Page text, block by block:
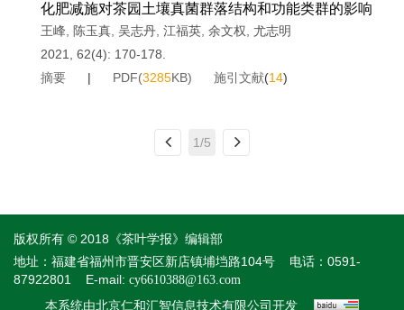
化肥减施对茶园土壤真菌群落结构和功能类群的影响
王峰 陈玉真 吴志丹 江福英 余文权 尤志明
2021, 62(4): 170-178.
摘要
| PDF(3285KB) 施引文献(14)
1/5
版权所有 © 2018《茶叶学报》编辑部
地址：福建省福州市晋安区新店镇埔垱路104号
电话：0591-
87922801
E-mail: cy6610388@163.com
本系统由北京仁和汇智信息技术有限公司 开发